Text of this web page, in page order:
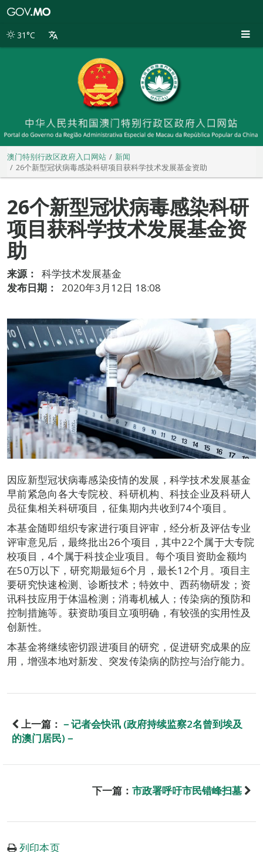
别
31°C
澳门特别行政区政府入口网站
新闻
26个新型冠状病毒感染科研项目获科学技术发展基金资助
26个新型冠状病毒感染科研
项目获科学技术发展基金资
助
来源：
科学技术发展基金
发布日期：
2020年3月12日 18:08
因应新型冠状病毒感染疫情的发展，科学技术发展基金
早前紧急向各大专院校、科研机构、科技企业及科研人
员征集相关科研项目，征集期内共收到74个项目。
本基金随即组织专家进行项目评审，经分析及评估专业
评审意见后，最终批出26个项目，其中22个属于大专院
校项目，4个属于科技企业项目。每个项目资助金额均
在50万以下，研究期最短6个月，最长12个月。项目主
要研究快速检测、诊断技术；特效中、西药物研发；资
讯科技应用于体温检测；消毒机械人；传染病的预防和
控制措施等。获资助项目立项明确，有较强的实用性及
创新性。
本基金将继续密切跟进项目的研究，促进研究成果的应
用，增强本地对新发、突发传染病的防控与治疗能力。
上一篇： －记者会快讯 (政府持续监察2名曾到埃及
的澳门居民)－
下一篇： 市政署呼吁市民错峰扫墓
列印本页